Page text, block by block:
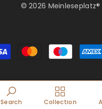
© 2026 Meinleseplatz®
Search Collection